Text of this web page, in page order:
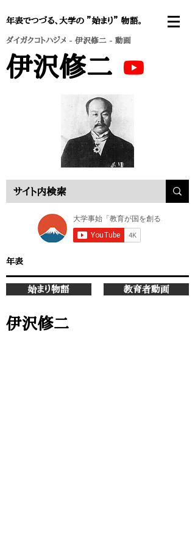
年表でつづる、大学の ”始まり” 物語。
ダイガクコトハジメ - 伊沢修二 - 動画
伊沢修二
年表
伊沢修二
始まり物語 教育者動画